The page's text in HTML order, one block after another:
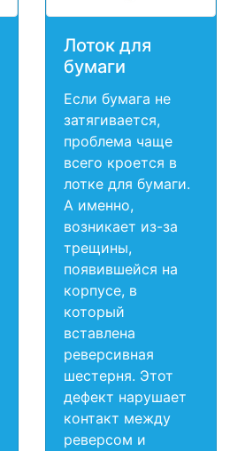
Лоток для
бумаги
Если бумага не
затягивается,
проблема чаще
всего кроется в
лотке для бумаги.
А именно,
возникает из-за
трещины,
появившейся на
корпусе, в
который
вставлена
реверсивная
шестерня. Этот
дефект нарушает
контакт между
реверсом и